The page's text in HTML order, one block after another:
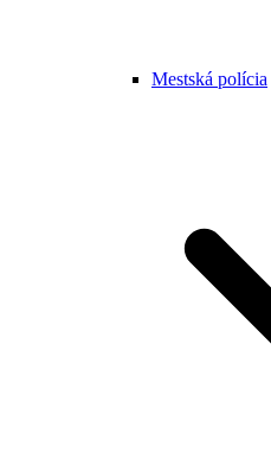
Mestská polícia